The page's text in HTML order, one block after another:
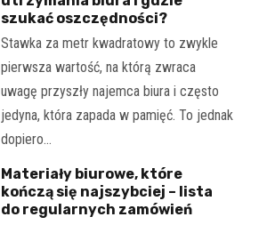
szukać oszczędności?
Stawka za metr kwadratowy to zwykle
pierwsza wartość, na którą zwraca
uwagę przyszły najemca biura i często
jedyna, która zapada w pamięć. To jednak
dopiero…
Materiały biurowe, które
kończą się najszybciej – lista
do regularnych zamówień